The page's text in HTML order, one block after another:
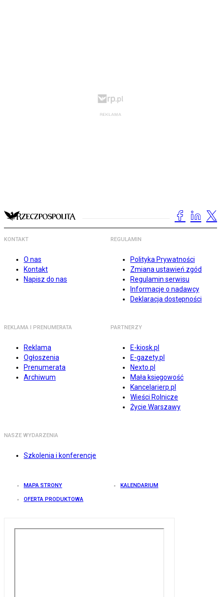
KONTAKT
O nas
Kontakt
Napisz do nas
REGULAMIN
Polityka Prywatności
Zmiana ustawień zgód
Regulamin serwisu
Informacje o nadawcy
Deklaracja dostępności
REKLAMA I PRENUMERATA
Reklama
Ogłoszenia
Prenumerata
Archiwum
PARTNERZY
E-kiosk.pl
E-gazety.pl
Nexto.pl
Mała księgowość
Kancelarierp.pl
Wieści Rolnicze
Życie Warszawy
NASZE WYDARZENIA
Szkolenia i konferencje
MAPA STRONY KALENDARIUM
OFERTA PRODUKTOWA